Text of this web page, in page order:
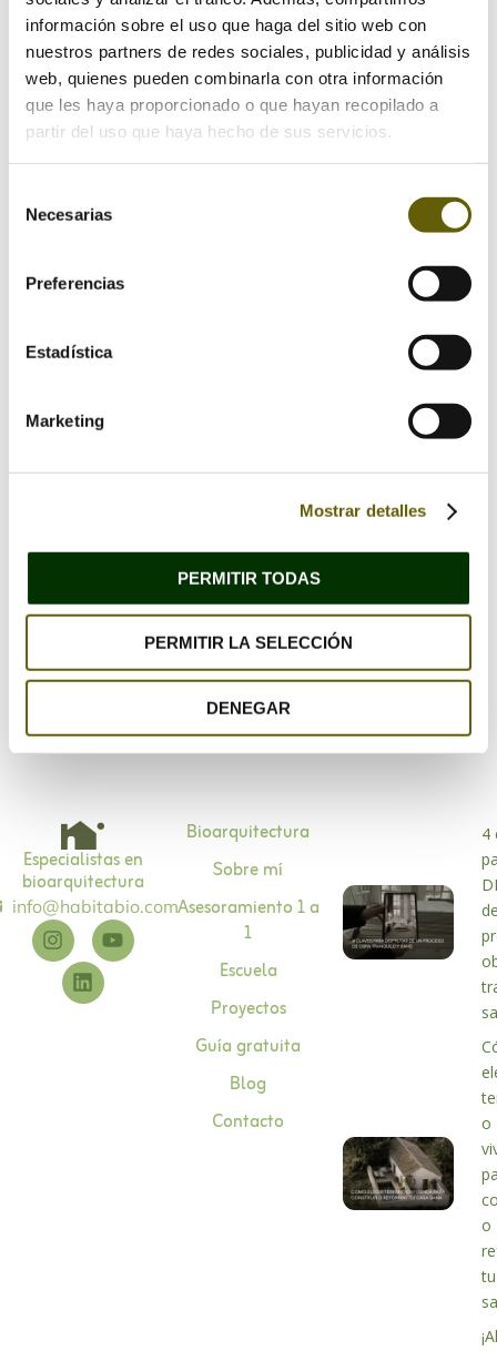
información sobre el uso que haga del sitio web con
nuestros partners de redes sociales, publicidad y análisis
web, quienes pueden combinarla con otra información
que les haya proporcionado o que hayan recopilado a
partir del uso que haya hecho de sus servicios.
Necesarias
Preferencias
Estadística
Marketing
Mostrar detalles
PERMITIR TODAS
PERMITIR LA SELECCIÓN
DENEGAR
Enviar comentario
Tu dirección de correo electrónico no será publicada.
Los campos obligatorios están marcados con*
Guarda mi nombre, correo electrónico y web en
este navegador para la próxima vez que comente.
Especialistas en
bioarquitectura
info@habitabio.com
Bioarquitectura
Sobre mí
Asesoramiento 1 a
1
Escuela
Proyectos
Guía gratuita
Blog
Contacto
4
o
o